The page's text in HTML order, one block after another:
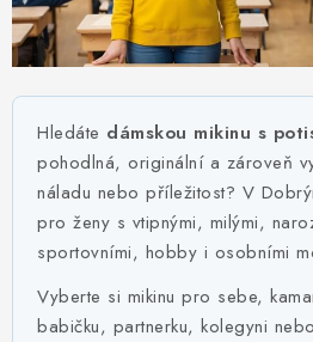
TRIČKA
OKAMŽITĚ K ODBĚRU
B2B
MÁM SRDCE POMÁHÁM
VÁNOCE
Hledáte dámskou mikinu s
pohodlná, originální a zároveň
náladu nebo příležitost? V
pro ženy s vtipnými, milými,
sportovními, hobby i osobními
Vyberte si mikinu pro sebe,
babičku, partnerku, kolegyni